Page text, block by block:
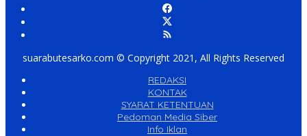
suarabutesarko.com © Copyright 2021, All Rights Reserved
REDAKSI
KONTAK
SYARAT KETENTUAN
Pedoman Media Siber
Info Iklan